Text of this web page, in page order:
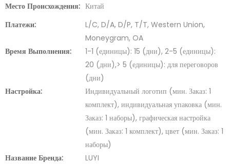
Место Происхождения: Китай
Платежи:
L/C, D/A, D/P, T/T, Western Union,
Moneygram, OA
Время Выполнения:
1-1 (единицы): 15 (дни), 2-5 (единицы):
20 (дни),> 5 (единицы): для переговоров
(дни)
Настройка:
Индивидуальный логотип (мин. Заказ: 1
комплект), индивидуальная упаковка (мин.
Заказ: 1 наборы), графическая настройка
(мин. Заказ: 1 комплект), цвет (мин. Заказ: 1
наборы)
Название Бренда:
LUYI